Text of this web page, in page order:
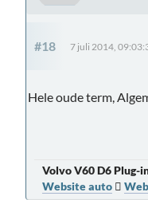
#18 7 juli 2014,
Hele oude term,
Volvo V60 D6 Plug-
Website auto 